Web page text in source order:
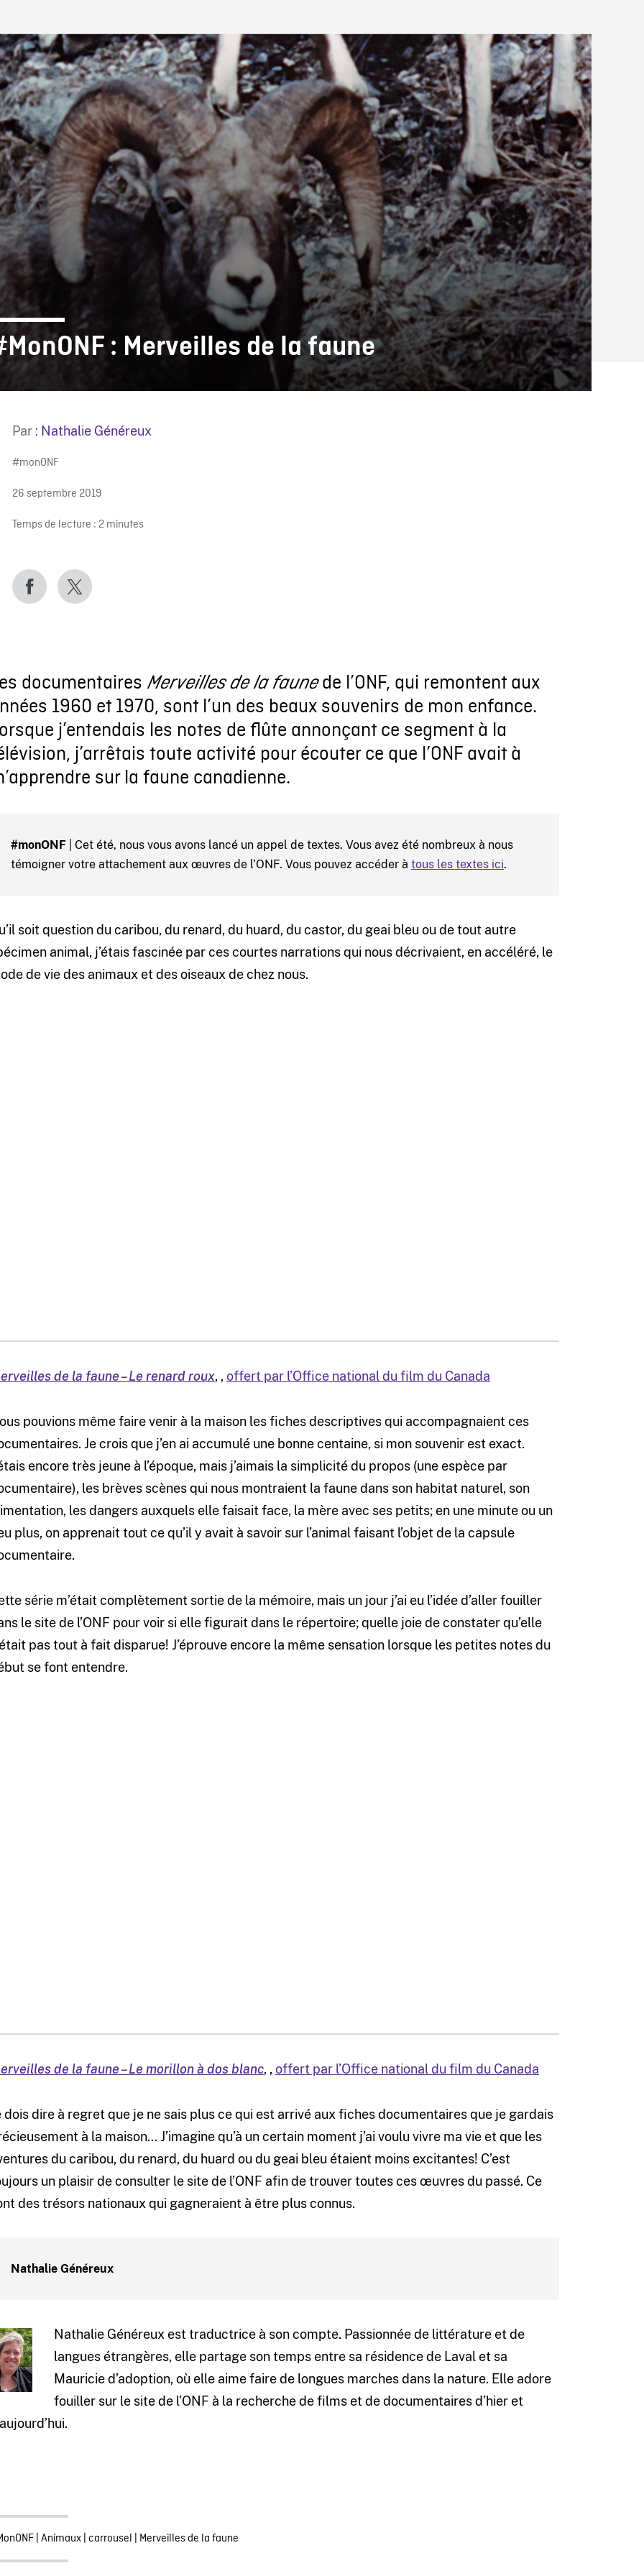
ONF
: Merveilles de la faune
Par : Nathalie Généreux
#monONF
26 septembre 2019
Temps de lecture : 2 minutes
documentaires Merveilles de la faunede l’ONF, qui remontent aux
1960 et 1970, sont l’un des beaux souvenirs de mon enfance.
j’entendais les notes de flûte annonçant ce segment à la
j’arrêtais toute activité pour écouter ce que l’ONF avait à
sur la faune canadienne.
#monONF| Cet été, nous vous avons lancé un appel de textes. Vous avez été nombreux à nous
témoigner votre attachement aux œuvres de l’ONF. Vous pouvez accéder à tous les textes ici.
soit question du caribou, du renard, du huard, du castor, du geai bleu ou de tout autre
animal, j’étais fascinée par ces courtes narrations qui nous décrivaient, en accéléré, le
de vie des animaux et des oiseaux de chez nous.
de la faune – Le renard roux, ,offert par l’Office national du film du Canada
pouvions même faire venir à la maison les fiches descriptives qui accompagnaient ces
Je crois que j’en ai accumulé une bonne centaine, si mon souvenir est exact.
encore très jeune à l’époque, mais j’aimais la simplicité du propos (une espèce par
les brèves scènes qui nous montraient la faune dans son habitat naturel, son
les dangers auxquels elle faisait face, la mère avec ses petits; en une minute ou un
plus, on apprenait tout ce qu’il y avait à savoir sur l’animal faisant l’objet de la capsule
série m’était complètement sortie de la mémoire, mais un jour j’ai eu l’idée d’aller fouiller
le site de l’ONF pour voir si elle figurait dans le répertoire; quelle joie de constater qu’elle
pas tout à fait disparue! J’éprouve encore la même sensation lorsque les petites notes du
se font entendre.
de la faune – Le morillon à dos blanc, ,offert par l’Office national du film du Canada
dois dire à regret que je ne sais plus ce qui est arrivé aux fiches documentaires que je gardais
à la maison… J’imagine qu’à un certain moment j’ai voulu vivre ma vie et que les
du caribou, du renard, du huard ou du geai bleu étaient moins excitantes! C’est
un plaisir de consulter le site de l’ONF afin de trouver toutes ces œuvres du passé. Ce
des trésors nationaux qui gagneraient à être plus connus.
Nathalie Généreux
Nathalie Généreux est traductrice à son compte. Passionnée de littérature et de
langues étrangères, elle partage son temps entre sa résidence de Laval et sa
Mauricie d’adoption, où elle aime faire de longues marches dans la nature. Elle adore
fouiller sur le site de l’ONF à la recherche de films et de documentaires d’hier et
| Animaux| carrousel | Merveilles de la faune